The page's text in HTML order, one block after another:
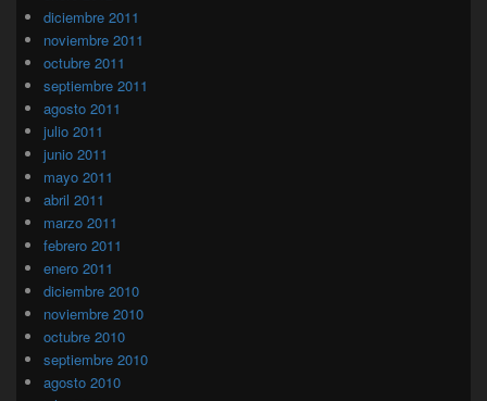
diciembre 2011
noviembre 2011
octubre 2011
septiembre 2011
agosto 2011
julio 2011
junio 2011
mayo 2011
abril 2011
marzo 2011
febrero 2011
enero 2011
diciembre 2010
noviembre 2010
octubre 2010
septiembre 2010
agosto 2010